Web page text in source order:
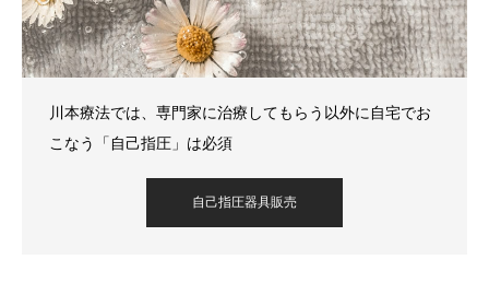
川本療法では、専門家に治療してもらう以外に自宅でお
こなう「自己指圧」は必須
自己指圧器具販売